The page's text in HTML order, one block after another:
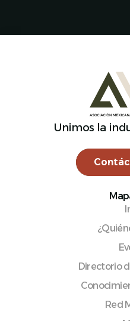
Unimos la
Directorio
Red